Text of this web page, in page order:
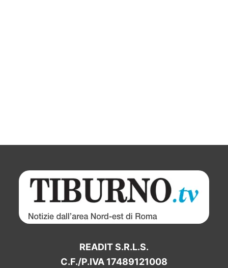
READIT S.R.L.S.
C.F./P.IVA 17489121008